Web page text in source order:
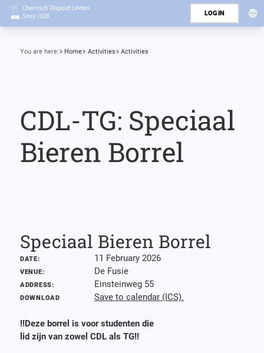
LOGIN
You are here: Home Activities Activities
CDL-TG: Speciaal
Bieren Borrel
Speciaal Bieren Borrel
DATE: 11 February 2026
VENUE: De Fusie
ADDRESS: Einsteinweg 55
DOWNLOAD Save to calendar (ICS).
!!Deze borrel is voor studenten die
lid zijn van zowel CDL als TG!!